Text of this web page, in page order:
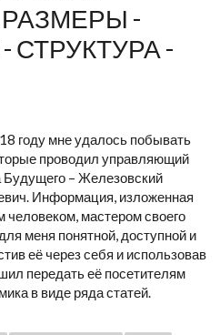
РАЗМЕРЫ -
СТРУКТУРА -
году мне удалось побывать
проводил управляющий
Будущего – Железовский
Информация, изложенная
мастером своего
меня понятной, доступной и
её через себя и использовав
передать её посетителям
в виде ряда статей.